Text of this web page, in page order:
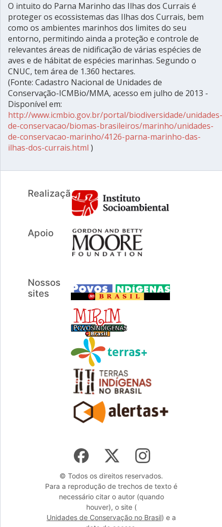
O intuito do Parna Marinho das Ilhas dos Currais é
proteger os ecossistemas das Ilhas dos Currais, bem
como os ambientes marinhos dos limites do seu
entorno, permitindo ainda a proteção e controle de
relevantes áreas de nidificação de várias espécies de
aves e de hábitat de espécies marinhas. Segundo o
CNUC, tem área de 1.360 hectares.
(Fonte: Cadastro Nacional de Unidades de
Conservação-ICMBio/MMA, acesso em julho de 2013 -
Disponível em:
http://www.icmbio.gov.br/portal/biodiversidade/unidades-
de-conservacao/biomas-brasileiros/marinho/unidades-
de-conservacao-marinho/4126-parna-marinho-das-
ilhas-dos-currais.html )